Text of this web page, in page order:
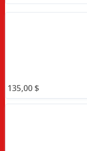
135,00 $
3 articles